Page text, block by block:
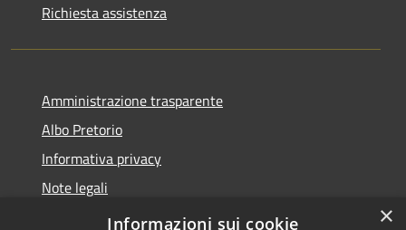
Richiesta assistenza
Amministrazione trasparente
Albo Pretorio
Informativa privacy
Note legali
Dichiarazione di accessibilità
×
Informazioni sui cookie